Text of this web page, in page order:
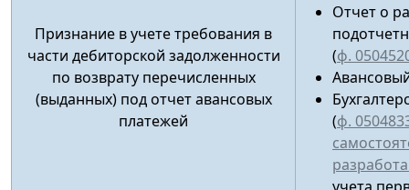
Признание в учете требования в
части дебиторской задолженности
по возврату перечисленных
(выданных) под отчет авансовых
платежей
Отчет о
(ф.
(ф.